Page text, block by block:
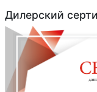
Дилерский